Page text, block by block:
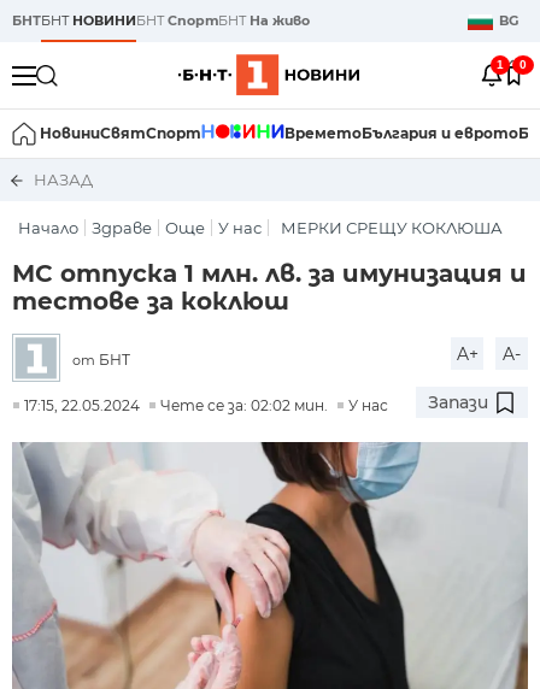
БНТБНТ НОВИНИБНТСпортБНТ На живо BG
1 0
НовиниСвятСпорт ВреметоБългария и еврото
НАЗАД
Начало Здраве Още У нас МЕРКИ СРЕЩУ КОКЛЮША
МС отпуска 1 млн. лв. за имунизация и
тестове за коклюш
от БНТ A+ A-
17:15, 22.05.2024 Чете се за: 02:02 мин. У нас Запази